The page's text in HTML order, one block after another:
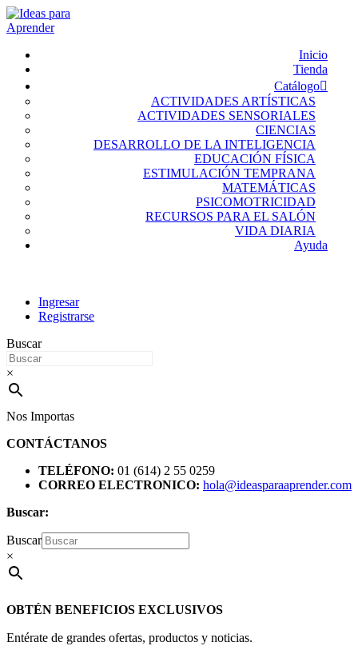
Inicio
Tienda
Catálogo
ACTIVIDADES ARTÍSTICAS
ACTIVIDADES SENSORIALES
CIENCIAS
DESARROLLO DE LA INTELIGENCIA
EDUCACIÓN FÍSICA
ESTIMULACIÓN TEMPRANA
MATEMÁTICAS
PSICOMOTRICIDAD
RECURSOS PARA EL SALÓN
VIDA DIARIA
Ayuda
Ingresar
Registrarse
Buscar
×
Nos Importas
CONTÁCTANOS
TELÉFONO: 01 (614) 2 55 0259
CORREO ELECTRONICO: hola@ideasparaaprender.com
Buscar:
Buscar
×
OBTÉN BENEFICIOS EXCLUSIVOS
Entérate de grandes ofertas, productos y noticias.